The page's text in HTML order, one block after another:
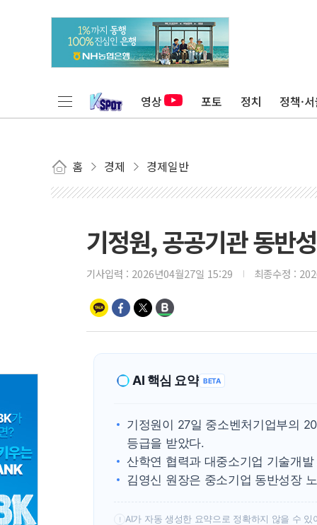
영상 포토 정치 정책·
홈 경제 경제일반
기정원, 공공기관 동반
기사입력 : 2026년04월27일 15:29 최종수정 :
AI 핵심 요약 BETA
기정원이 27일 중소벤처기업부의
등급을 받았다.
산학연 협력과 대중소기업 기술개
김영신 원장은 중소기업 동반성장
! AI가 자동 생성한 요약으로 정확하지 않을 수 있